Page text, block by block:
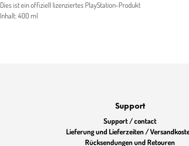
Dies ist ein offiziell lizenziertes PlayStation-Produkt
Inhalt: 400 ml
Support
Support / contact
Lieferung und Lieferzeiten /
Rücksendungen und Retouren